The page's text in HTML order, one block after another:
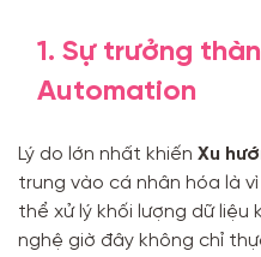
1. Sự trưởng
Automation
Lý do lớn nhất khiến Xu
trung vào cá nhân hóa là
thể xử lý khối lượng dữ
nghệ giờ đây không chỉ